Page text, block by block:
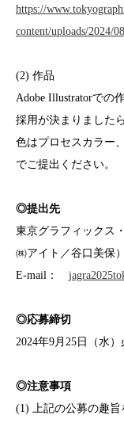
https://
content/uploads/2024/
(2) 作品
Adobe Illustratorでの
採用が決まりました
色はプロセスカラー
でご提出ください。
◎提出先
東京グラフィックス
㈱アイト／谷口美保）
E-mail：
◎応募締切
2024年9月 25 日（水）
◎注意事項
(1) 上記の公募の趣旨